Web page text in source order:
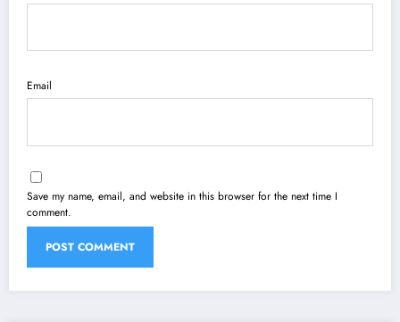
Email
Save my name, email, and website in this browser for the next time I
comment.